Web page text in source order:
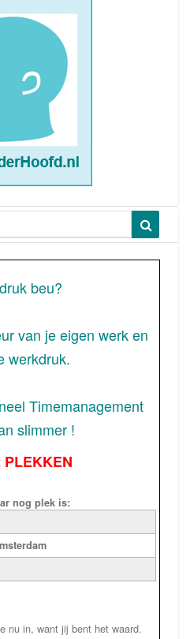
beu?
van je eigen werk en
werkdruk.
Timemanagement
slimmer !
PLEKKEN
nog plek is:
nu in, want jij bent het waard.